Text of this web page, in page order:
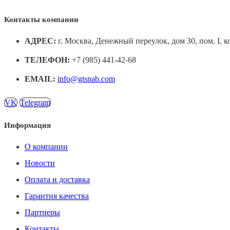
Контакты компании
АДРЕС: г. Москва, Денежный переулок, дом 30, пом. I,
ТЕЛЕФОН: +7 (985) 441-42-68
EMAIL: info@gtsnab.com
VK Telegram
Информация
О компании
Новости
Оплата и доставка
Гарантия качества
Партнеры